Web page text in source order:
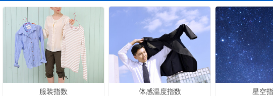
服装指数 体感温度指数 星空